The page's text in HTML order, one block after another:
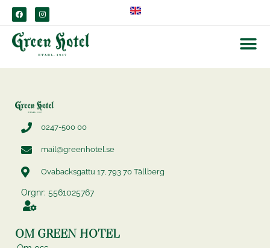
content
0247-500 00
mail@greenhotel.se
Ovabacksgattu 17, 793 70 Tällberg
Orgnr: 5561025767
OM GREEN HOTEL